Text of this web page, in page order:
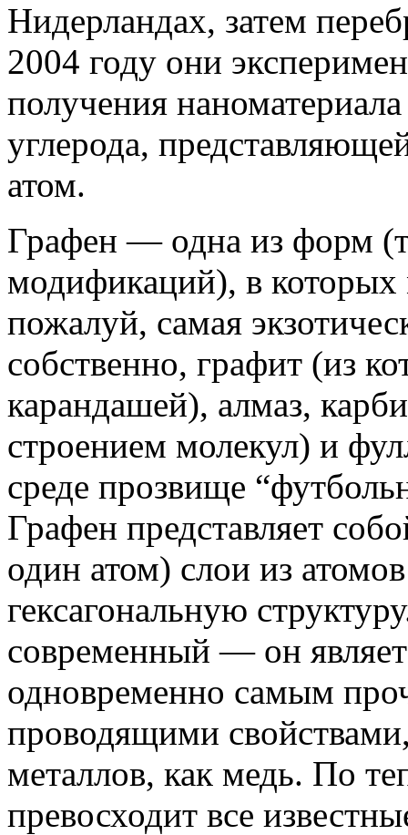
Нидерландах, затем
2004 году они
получения
углерода,
атом.
Графен — одна из форм
модификаций), в которых
пожалуй, самая
собственно, графит (из
карандашей), алмаз,
строением молекул) и
среде прозвище
Графен представляет
один атом) слои из
гексагональную
современный — он
одновременно самым
проводящими
металлов, как медь. По
превосходит все